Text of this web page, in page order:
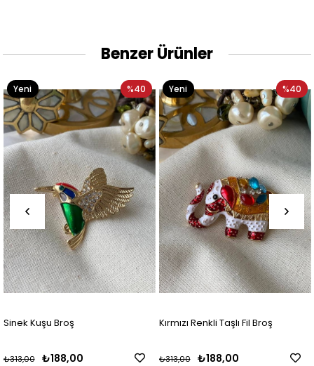
Benzer Ürünler
Sinek Kuşu Broş
₺188,00
₺313,00
%40
Yeni
Ürün
Kırmızı Renkli Taşlı Fil Broş
₺188,00
₺313,00
%40
Yeni
Ürün